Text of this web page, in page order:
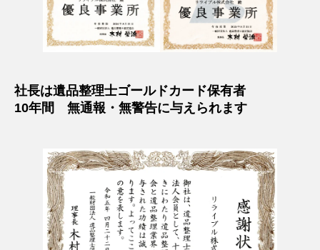
社長は遺品整理士ゴールドカード保有者
10年間 無通報・無警告に与えられます